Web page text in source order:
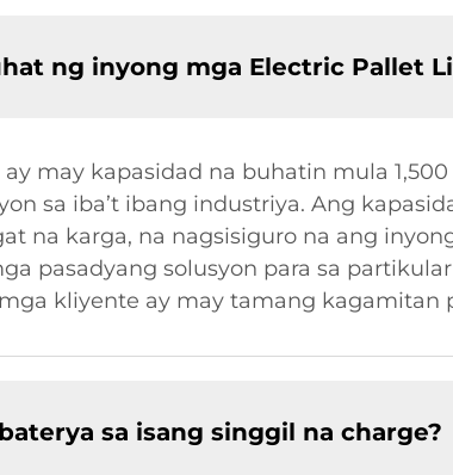
ng inyong mga Electric Pallet
may kapasidad na buhatin mula
sa iba’t ibang industriya. Ang
na karga, na nagsisiguro na ang
pasadyang solusyon para sa
kliyente ay may tamang kagamitan
sa isang singgil na charge?